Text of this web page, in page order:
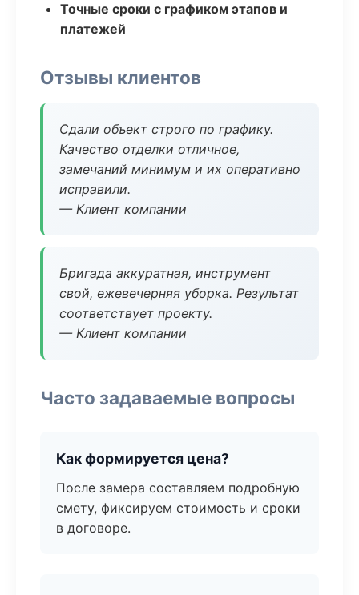
Точные сроки с графиком этапов и
платежей
Отзывы клиентов
Сдали объект строго по графику.
Качество отделки отличное,
замечаний минимум и их оперативно
исправили.
— Клиент компании
Бригада аккуратная, инструмент
свой, ежевечерняя уборка. Результат
соответствует проекту.
— Клиент компании
Часто задаваемые вопросы
Как формируется цена?
После замера составляем подробную
смету, фиксируем стоимость и сроки
в договоре.